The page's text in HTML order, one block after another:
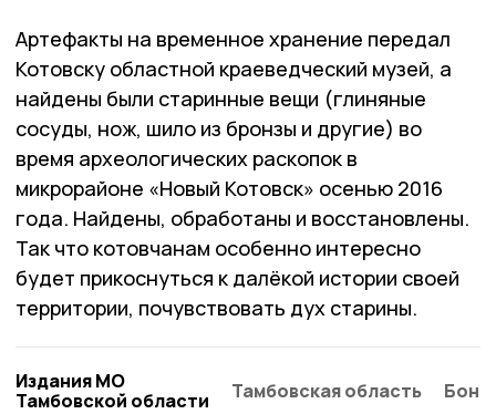
Артефакты на временное хранение передал
Котовску областной краеведческий музей, а
найдены были старинные вещи (глиняные
сосуды, нож, шило из бронзы и другие) во
время археологических раскопок в
микрорайоне «Новый Котовск» осенью 2016
года. Найдены, обработаны и восстановлены.
Так что котовчанам особенно интересно
будет прикоснуться к далёкой истории своей
территории, почувствовать дух старины.
Издания МО
Тамбовской области
Тамбовская область